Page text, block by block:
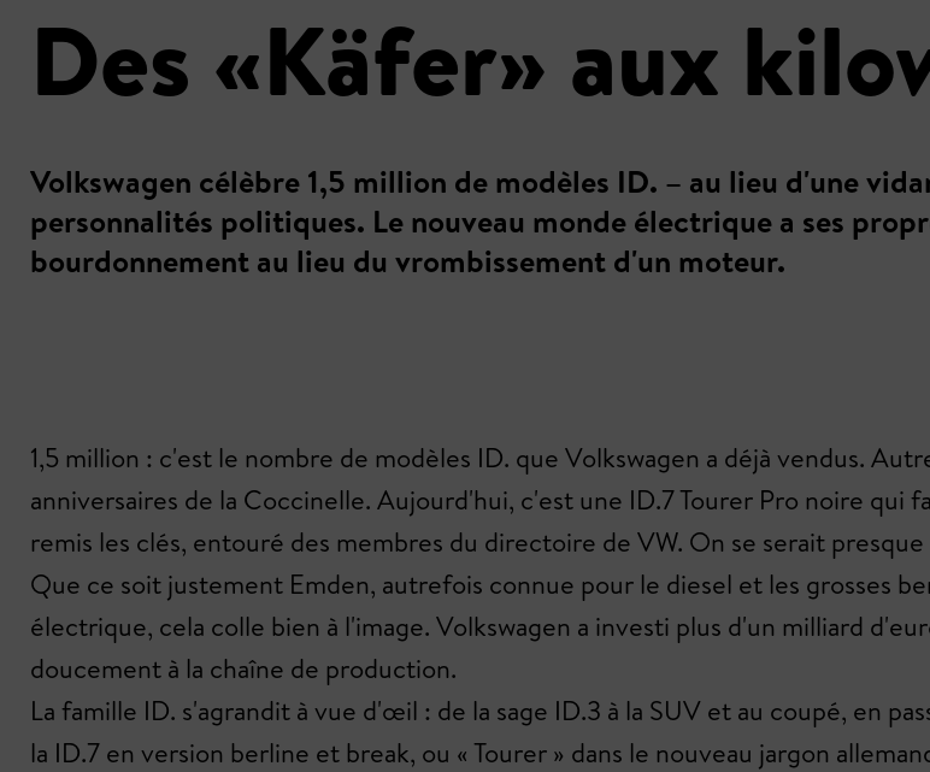
Des «Käfer» aux
Volkswagen célèbre 1,5 million de modèles ID. – au lieu d'une
personnalités politiques. Le nouveau monde électrique a ses
bourdonnement au lieu du vrombissement d'un moteur.
1,5 million : c'est le nombre de modèles ID. que Volkswagen a déjà vendus.
anniversaires de la Coccinelle. Aujourd'hui, c'est une ID.7 Tourer Pro noire qui
remis les clés, entouré des membres du directoire de VW. On se serait
Que ce soit justement Emden, autrefois connue pour le diesel et les grosses
électrique, cela colle bien à l'image. Volkswagen a investi plus d'un milliard
doucement à la chaîne de production.
La famille ID. s'agrandit à vue d'œil : de la sage ID.3 à la SUV et au coupé, en
la ID.7 en version berline et break, ou « Tourer » dans le nouveau jargon